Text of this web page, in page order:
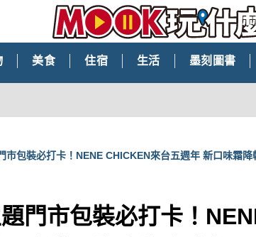
美食 住宿 生活 墨刻圖書
市包裝必打卡！NENE CHICKEN來台五週年 新口味霜
門市包裝必打卡！